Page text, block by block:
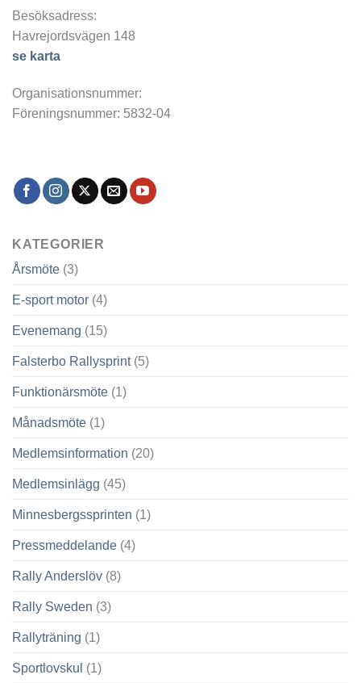
Besöksadress:
Havrejordsvägen 148
se karta
Organisationsnummer:
Föreningsnummer: 5832-04
KATEGORIER
Årsmöte (3)
E-sport motor (4)
Evenemang (15)
Falsterbo Rallysprint(5)
Funktionärsmöte (1)
Månadsmöte (1)
Medlemsinformation (20)
Medlemsinlägg (45)
Minnesbergssprinten (1)
Pressmeddelande (4)
Rally Anderslöv (8)
Rally Sweden (3)
Rallyträning (1)
Sportlovskul (1)